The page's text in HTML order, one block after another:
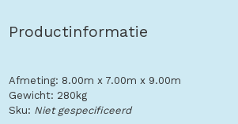
Productinformatie
Afmeting: 8.00m x 7.00m x 9.00m
Gewicht: 280kg
Sku: Niet gespecificeerd